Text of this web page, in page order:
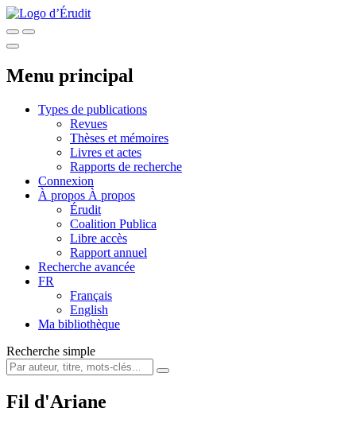
Menu principal
Types de publications
Revues
Thèses et mémoires
Livres et actes
Rapports de recherche
Connexion
À propos À propos
Érudit
Coalition Publica
Libre accès
Rapport annuel
Recherche avancée
FR
Français
English
Ma bibliothèque
Recherche simple
Fil d'Ariane